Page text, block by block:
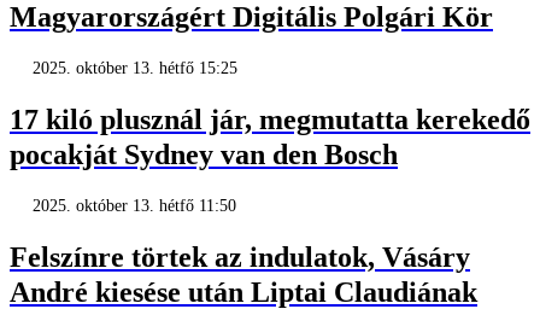
Magyarországért Digitális Polgári Kör
2025. október 13. hétfő 15:25
17 kiló plusznál jár, megmutatta kerekedő
pocakját Sydney van den Bosch
2025. október 13. hétfő 11:50
Felszínre törtek az indulatok, Vásáry
André kiesése után Liptai Claudiának